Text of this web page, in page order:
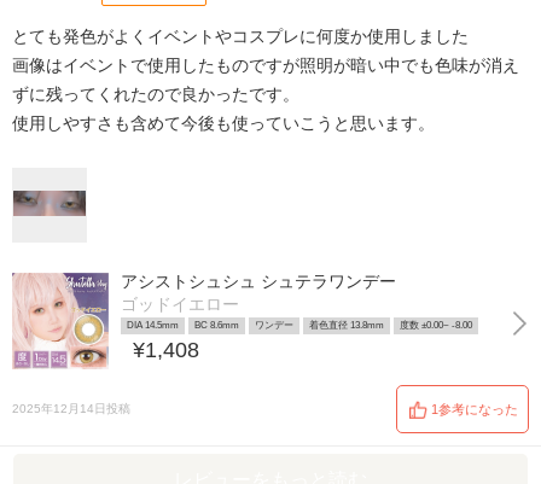
とても発色がよくイベントやコスプレに何度か使用しました
画像はイベントで使用したものですが照明が暗い中でも色味が消え
ずに残ってくれたので良かったです。
使用しやすさも含めて今後も使っていこうと思います。
アシストシュシュ シュテラワンデー
ゴッドイエロー
DIA 14.5mm BC 8.6mm ワンデー 着色直径 13.8mm 度数 ±0.00~ -8.00
¥1,408
2025年12月14日投稿 1参考になった